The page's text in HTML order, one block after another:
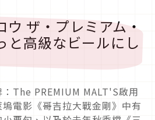
ウ ザ・プレミアム・
と高級なビールにし
The PREMIUM MALT'S啟用
電影《哥吉拉大戰金剛》中有